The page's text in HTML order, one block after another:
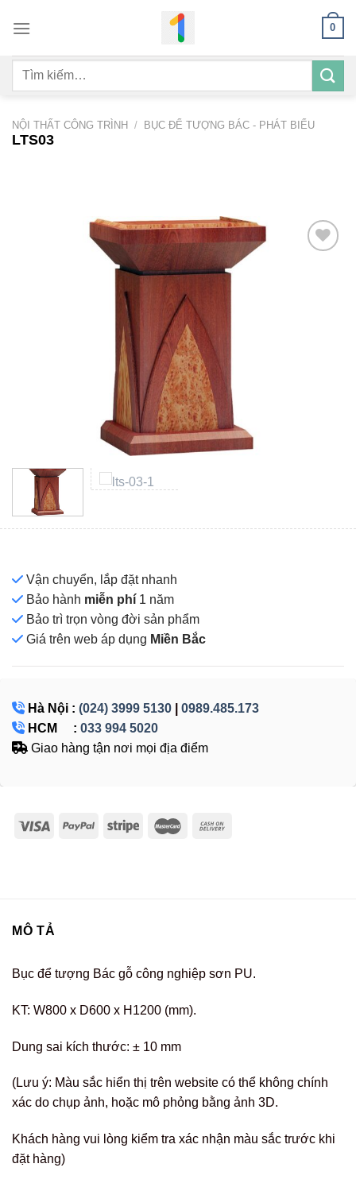
qua
dung
0
Tìm
NỘI THẤT CÔNG TRÌNH / BỤC ĐỂ TƯỢNG BÁC - PHÁT BIỂU
LTS03
Vận chuyển, lắp đặt nhanh
Bảo hành miễn phí 1 năm
Bảo trì trọn vòng đời sản phẩm
Giá trên web áp dụng Miền Bắc
Hà Nội : (024) 3999 5130
0989.485.173
HCM : 033 994 5020
Giao hàng tận nơi mọi địa điểm
MÔ TẢ
Bục để tượng Bác gỗ công nghiệp sơn PU.
KT: W800 x D600 x H1200 (mm).
Dung sai kích thước: ± 10 mm
(Lưu ý: Màu sắc hiển thị trên website có thể không chính
xác do chụp ảnh, hoặc mô phỏng bằng ảnh 3D.
Khách hàng vui lòng kiểm tra xác nhận màu sắc trước khi
đặt hàng)